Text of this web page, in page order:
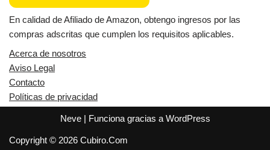
En calidad de Afiliado de Amazon, obtengo ingresos por las
compras adscritas que cumplen los requisitos aplicables.
Acerca de nosotros
Aviso Legal
Contacto
Políticas de privacidad
Neve| Funciona gracias a WordPress
Copyright © 2026 Cubiro.Com